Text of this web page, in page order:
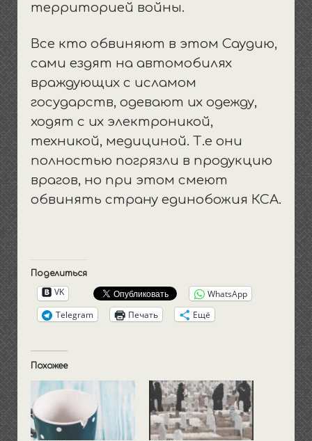
территорией войны.
Все кто обвиняют в этом Саудию,
сами ездят на автомобилях
враждующих с исламом
государств, одевают их одежду,
ходят с их электроникой,
техникой, медициной. Т.е они
полностью погрязли в продукцию
врагов, но при этом смеют
обвинять страну единобожия КСА.
Поделиться
VK
WhatsApp
Telegram
Печать Ещё
Похожее